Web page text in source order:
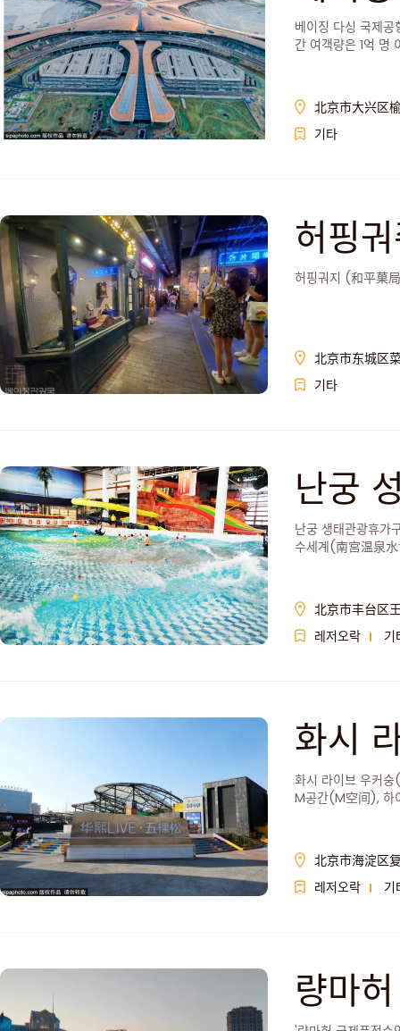
베이징 다싱 국제
간 여객량은 1억 명
北京市大兴区
기타
허핑
허핑궈지 (和平菓
北京市东城区
기타
난궁
假区
난궁 생태관광휴
수세계(南宫温泉
北京市丰台区
레저오락
기
화시
화시 라이브 우커
M공간(M空间), 하
北京市海淀区
레저오락
기
량마